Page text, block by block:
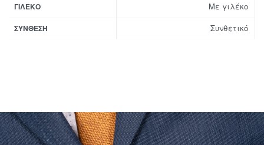
ΓΙΛΈΚΟ Με γιλέκο
ΣΎΝΘΕΣΗ Συνθετικό